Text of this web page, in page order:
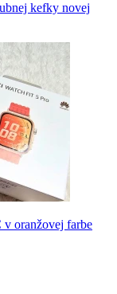
kefky novej
oranžovej farbe